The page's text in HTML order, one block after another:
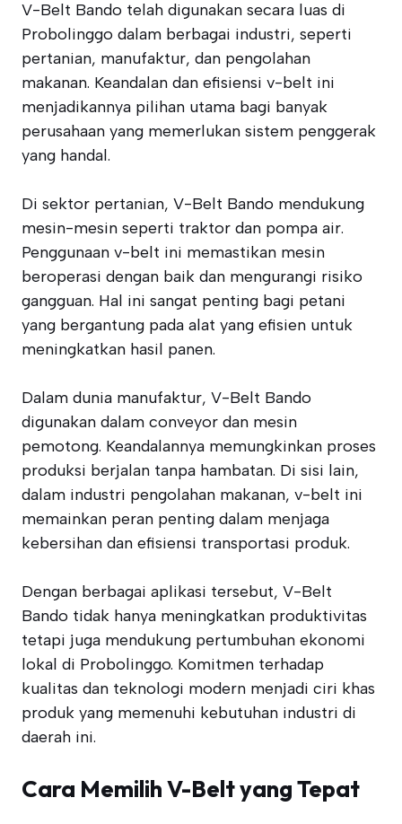
V-Belt Bando telah digunakan secara luas di
Probolinggo dalam berbagai industri, seperti
pertanian, manufaktur, dan pengolahan
makanan. Keandalan dan efisiensi v-belt ini
menjadikannya pilihan utama bagi banyak
perusahaan yang memerlukan sistem penggerak
yang handal.
Di sektor pertanian, V-Belt Bando mendukung
mesin-mesin seperti traktor dan pompa air.
Penggunaan v-belt ini memastikan mesin
beroperasi dengan baik dan mengurangi risiko
gangguan. Hal ini sangat penting bagi petani
yang bergantung pada alat yang efisien untuk
meningkatkan hasil panen.
Dalam dunia manufaktur, V-Belt Bando
digunakan dalam conveyor dan mesin
pemotong. Keandalannya memungkinkan proses
produksi berjalan tanpa hambatan. Di sisi lain,
dalam industri pengolahan makanan, v-belt ini
memainkan peran penting dalam menjaga
kebersihan dan efisiensi transportasi produk.
Dengan berbagai aplikasi tersebut, V-Belt
Bando tidak hanya meningkatkan produktivitas
tetapi juga mendukung pertumbuhan ekonomi
lokal di Probolinggo. Komitmen terhadap
kualitas dan teknologi modern menjadi ciri khas
produk yang memenuhi kebutuhan industri di
daerah ini.
Cara Memilih V-Belt yang Tepat